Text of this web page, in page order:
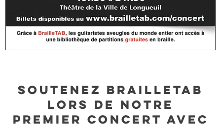
Soutenez BrailleTAB
lors de notre
premier concert avec